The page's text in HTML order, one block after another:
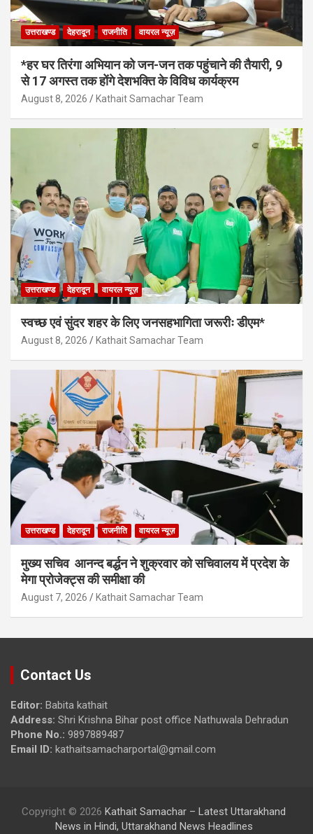
उत्तराखण्ड देहरादून राजनीति वायरल न्यूज़
*हर घर तिरंगा अभियान को जन-जन तक पहुंचाने की तैयारी, 9
से 17 अगस्त तक होंगे देशभक्ति के विविध कार्यक्रम
August 8, 2026 Kathait Samachar Team
उत्तराखण्ड देहरादून वायरल न्यूज़
स्वच्छ एवं सुंदर शहर के लिए जनसहभागिता जरूरीः डीएम*
August 8, 2026 Kathait Samachar Team
उत्तराखण्ड देहरादून राजनीति वायरल न्यूज़
मुख्य सचिव आनन्द बर्द्धन ने शुक्रवार को सचिवालय में प्रदेश के
मेगा प्रोजेक्ट्स की समीक्षा की
August 7, 2026 Kathait Samachar Team
Contact Us
Editor: Babita kathait
Address: Shri Krishna Bihar post office Nathuwala Dehradun
Phone No.: 9897889487
Email ID: kathaitsamacharportal@gmail.com
Copyright © 2026 Kathait Samachar – Latest Uttarakhand
News in Hindi, Uttarakhand News Headlines